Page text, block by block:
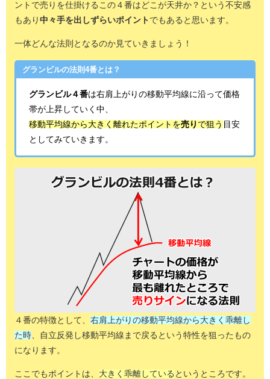
ントで売りを仕掛けるこの４番はどこが天井か？という不安感
もあり 中々手を出しずらいポイント でもあると思います。
一体どんな法則となるのか見ていきましょう！
グランビルの法則4番とは？
グランビル４番は右肩上がりの移動平均線に沿って価格
帯が上昇していく中、
移動平均線から大きく離れたポイントを売り で狙う 目安
としてみていきます。
４番の特徴として、 右肩上がりの移動平均線から 大きく乖離し
た時 、自立反発し移動平均線まで戻るという特性を狙った もの
になります。
ここでもポイントは、 大きく乖離している というところです。